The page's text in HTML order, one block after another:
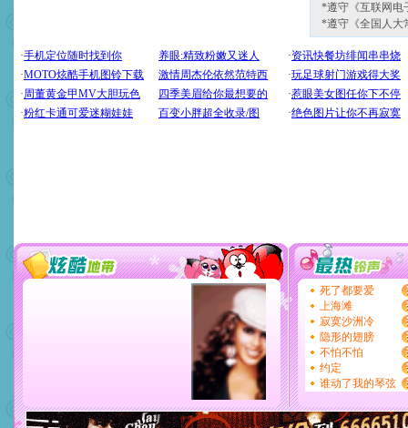
*遵守《互联网电
*遵守《全国人大